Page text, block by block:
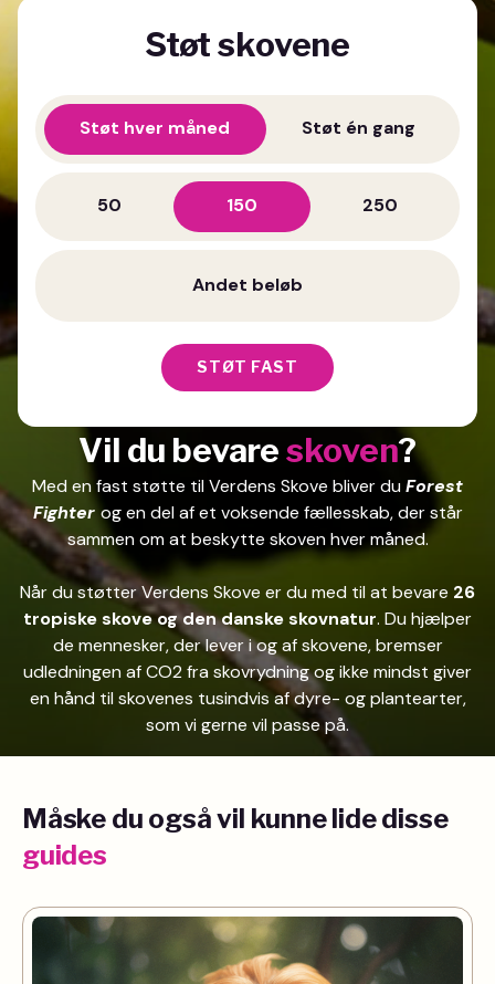
Støt skovene
Støt hver måned Støt én gang
50 150 250
STØT FAST
Vil du bevareskoven?
Med en fast støtte til Verdens Skove bliver duForest
Fighter og en del af et voksende fællesskab, der står
sammen om at beskytte skoven hver måned.
Når du støtter Verdens Skove er du med til at bevare 26
tropiske skove og den danske skovnatur. Du hjælper
de mennesker, der lever i og af skovene, bremser
udledningen af CO2 fra skovrydning og ikke mindst giver
en hånd til skovenes tusindvis af dyre- og plantearter,
som vi gerne vil passe på.
Måske du også vil kunne lide disse
guides